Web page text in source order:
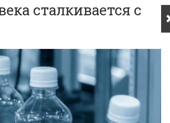
сталкивается с